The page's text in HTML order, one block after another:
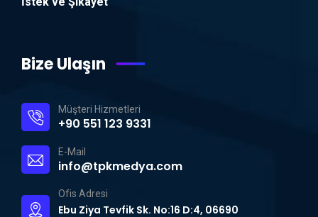
Bize Ulaşın
Müşteri Hizmetleri
+90 551 123 9331
E-Mail
info@tpkmedya.com
Ofis Adresi
Ebu Ziya Tevfik Sk. No:16 D:4, 06690